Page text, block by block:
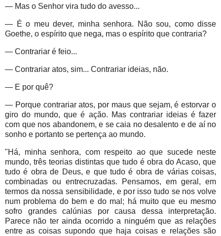
— Mas o Senhor vira tudo do avesso...
— É o meu dever, minha senhora. Não sou, como disse
Goethe, o espírito que nega, mas o espírito que contraria?
— Contrariar é feio...
— Contrariar atos, sim... Contrariar ideias, não.
— E por quê?
— Porque contrariar atos, por maus que sejam, é estorvar o
giro do mundo, que é ação. Mas contrariar ideias é fazer
com que nos abandonem, e se caia no desalento e de aí no
sonho e portanto se pertença ao mundo.
"Há, minha senhora, com respeito ao que sucede neste
mundo, três teorias distintas que tudo é obra do Acaso, que
tudo é obra de Deus, e que tudo é obra de várias coisas,
combinadas ou entrecruzadas. Pensamos, em geral, em
termos da nossa sensibilidade, e por isso tudo se nos volve
num problema do bem e do mal; há muito que eu mesmo
sofro grandes calúnias por causa dessa interpretação.
Parece não ter ainda ocorrido a ninguém que as relações
entre as coisas supondo que haja coisas e relações são